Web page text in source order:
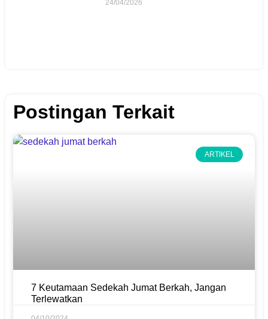
24/04/2026
Postingan Terkait
ARTIKEL
7 Keutamaan Sedekah Jumat Berkah, Jangan
Terlewatkan